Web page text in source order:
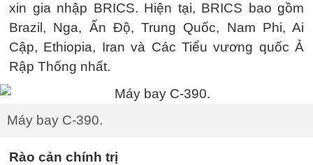
xin gia nhập BRICS. Hiện tại, BRICS bao gồm
Brazil, Nga, Ấn Độ, Trung Quốc, Nam Phi, Ai
Cập, Ethiopia, Iran và Các Tiểu vương quốc Ả
Rập Thống nhất.
Máy bay C-390.
Rào cản chính trị